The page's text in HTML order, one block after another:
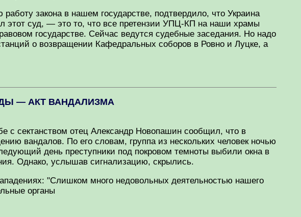
закона в нашем государстве, подтвердило, что Украина
этот суд, — это то, что все претензии УПЦ-КП на наши храмы
государстве. Сейчас ведутся судебные заседания. Но надо
о возвращении Кафедральных соборов в Ровно и Луцке, а
— АКТ ВАНДАЛИЗМА
с сектанством отец Александр Новопашин сообщил, что в
вандалов. По его словам, группа из нескольких человек ночью
день преступники под покровом темноты выбили окна в
Однако, услышав сигнализацию, скрылись.
"Слишком много недовольных деятельностью нашего
органы